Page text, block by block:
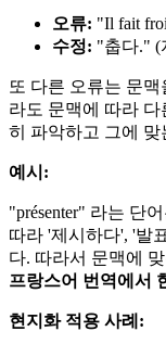
오류: "Il fait
수정: "춥다." (
또 다른 오류는 문
라도 문맥에 따라
히 파악하고 그에
예시:
"présenter" 라는 단
따라 '제시하다', '발
다. 따라서 문맥에
프랑스어 번역에서
현지화 적용 사례: